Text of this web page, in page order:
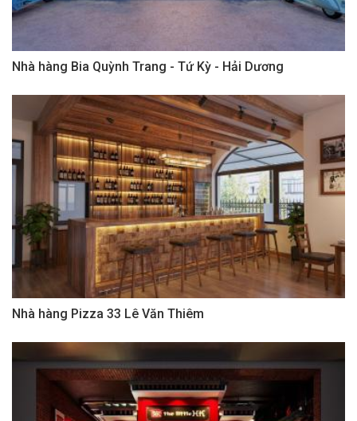
Nhà hàng Bia Quỳnh Trang - Tứ Kỳ - Hải Dương
Nhà hàng Pizza 33 Lê Văn Thiêm